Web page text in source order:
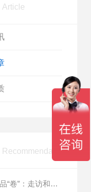
Article
Recommendation
不与低端竞品“卷”：走访和晟科技，探寻国产热分析如何行稳致远